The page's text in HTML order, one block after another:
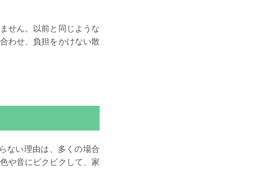
せん。以前と同じような
わせ、負担をかけない散
ない理由は、多くの場合
や音にビクビクして、家